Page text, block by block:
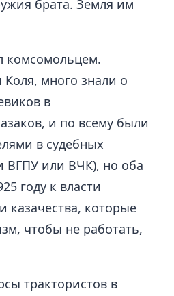
брата. Земля им
комсомольцем.
много знали о
в
и по всему были
в судебных
ВГПУ или ВЧК), но оба
году к власти
казачества, которые
чтобы не работать,
трактористов в